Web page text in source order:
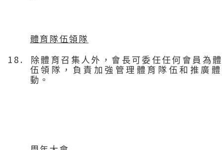
體育隊伍領隊
18.
除體育召集人外，會長可委任任何會員為
伍領隊，負責加強管理體育隊伍和推廣
動。